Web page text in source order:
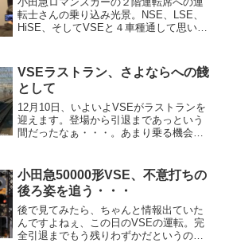
転士さんの乗り込み光景。NSE、LSE、
HiSE、そしてVSEと４車種通して思い出
もしれません。乗客に最高の環境を提供
しつつも自らは窮屈なところに潜り込む
という。ある意味究極のサービスですよ
ね。貴重な光景でした。
VSEラストラン、さよならへの餞
として
12月10日、いよいよVSEがラストランを
迎えます。登場から引退まであっという
間だったなぁ・・・。あまり乗る機会は
っていてワクワクする車両でした。ラス
トラン、無事に完走することを、小田急
ロマンスカーの走っていない千葉から祈
っております。
小田急50000形VSE、不意打ちの
後ろ姿を追う・・・
後で見てみたら、ちゃんと情報出ていた
んですよねぇ、この日のVSEの運転。完
全引退までもう残りわずかだというのに